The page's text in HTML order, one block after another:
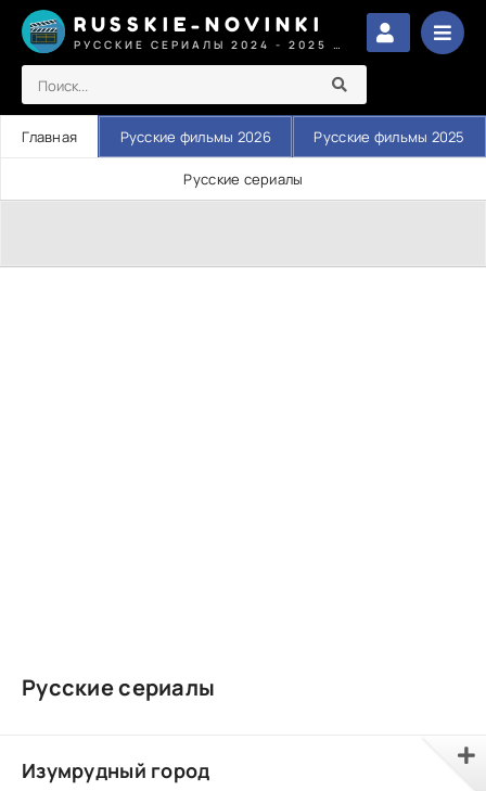
RUSSKIE-NOVINKI
Главная Русские фильмы 2026 Русские фильмы 2025
Русские сериалы
Русские сериалы
Изумрудный город